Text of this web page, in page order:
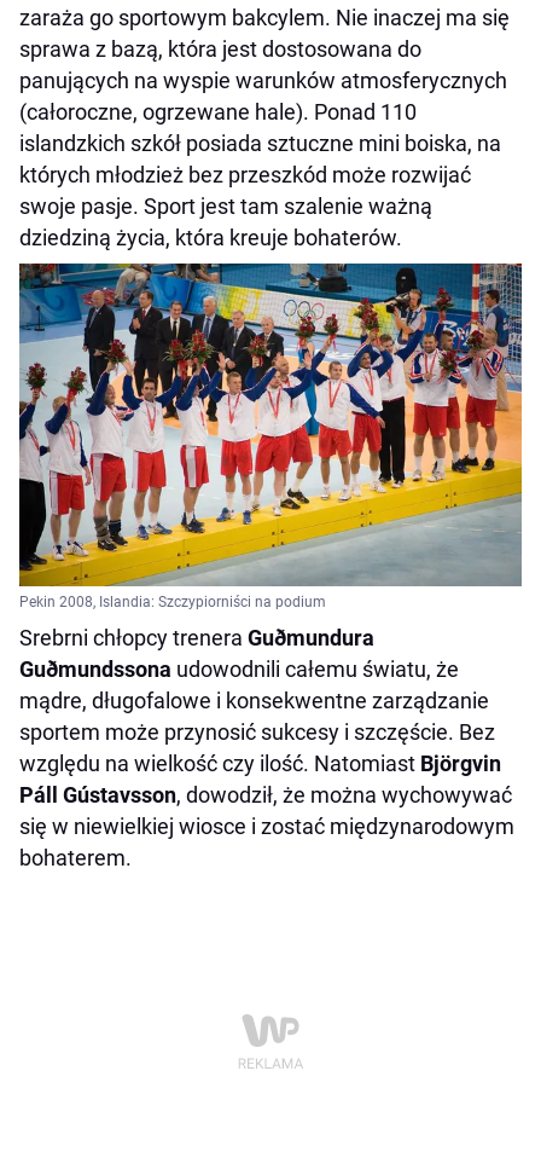
zaraża go sportowym bakcylem. Nie inaczej ma się
sprawa z bazą, która jest dostosowana do
panujących na wyspie warunków atmosferycznych
(całoroczne, ogrzewane hale). Ponad 110
islandzkich szkół posiada sztuczne mini boiska, na
których młodzież bez przeszkód może rozwijać
swoje pasje. Sport jest tam szalenie ważną
dziedziną życia, która kreuje bohaterów.
Pekin 2008, Islandia: Szczypiorniści na podium
Srebrni chłopcy trenera Guðmundura
Guðmundssona udowodnili całemu światu, że
mądre, długofalowe i konsekwentne zarządzanie
sportem może przynosić sukcesy i szczęście. Bez
względu na wielkość czy ilość. Natomiast Björgvin
Páll Gústavsson, dowodził, że można wychowywać
się w niewielkiej wiosce i zostać międzynarodowym
bohaterem.